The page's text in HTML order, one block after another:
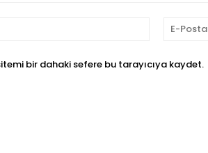
İsim:*
bir dahaki sefere bu tarayıcıya kaydet.